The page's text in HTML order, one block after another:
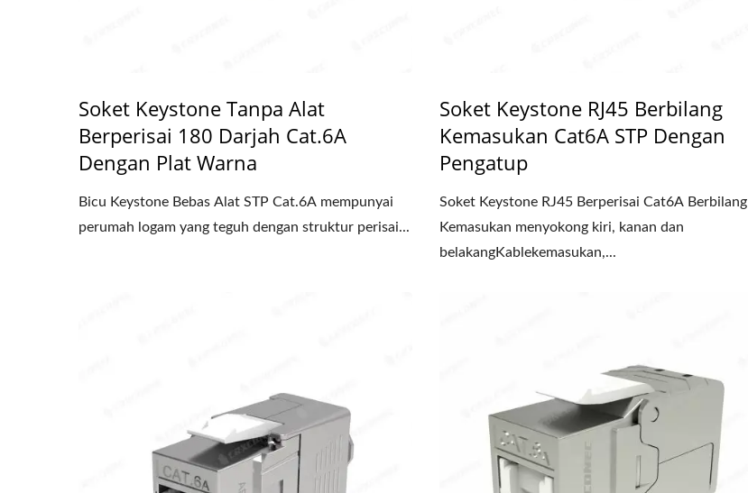
Soket Keystone Tanpa Alat
Berperisai 180 Darjah Cat.6A
Dengan Plat Warna
Bicu Keystone Bebas Alat STP Cat.6A mempunyai
perumah logam yang teguh dengan struktur perisai...
Soket Keystone RJ45 Berbilang
Kemasukan Cat6A STP Dengan
Pengatup
Soket Keystone RJ45 Berperisai Cat6A Berbilang
Kemasukan menyokong kiri, kanan dan
belakangKablekemasukan,...